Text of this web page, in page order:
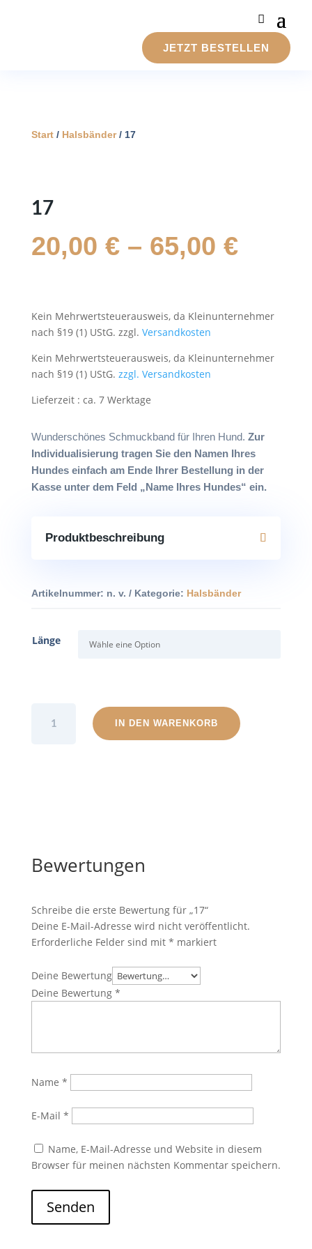
JETZT BESTELLEN
Start/ Halsbänder/ 17
17
20,00 €– 65,00 €
Kein Mehrwertsteuerausweis, da Kleinunternehmer
nach §19 (1) UStG. zzgl. Versandkosten
Kein Mehrwertsteuerausweis, da Kleinunternehmer
nach §19 (1) UStG. zzgl. Versandkosten
Lieferzeit : ca. 7 Werktage
Wunderschönes Schmuckband für Ihren Hund. Zur
Individualisierung tragen Sie den Namen Ihres
Hundes einfach am Ende Ihrer Bestellung in der
Kasse unter dem Feld „Name Ihres Hundes“ ein.
Produktbeschreibung
Artikelnummer: n. v. Kategorie: Halsbänder
Länge
Menge
IN DEN WARENKORB
Bewertungen
Schreibe die erste Bewertung für „17“
Deine E-Mail-Adresse wird nicht veröffentlicht.
Erforderliche Felder sind mit * markiert
Deine Bewertung
Deine Bewertung *
Name *
E-Mail *
Name, E-Mail-Adresse und Website in diesem
Browser für meinen nächsten Kommentar speichern.
Senden